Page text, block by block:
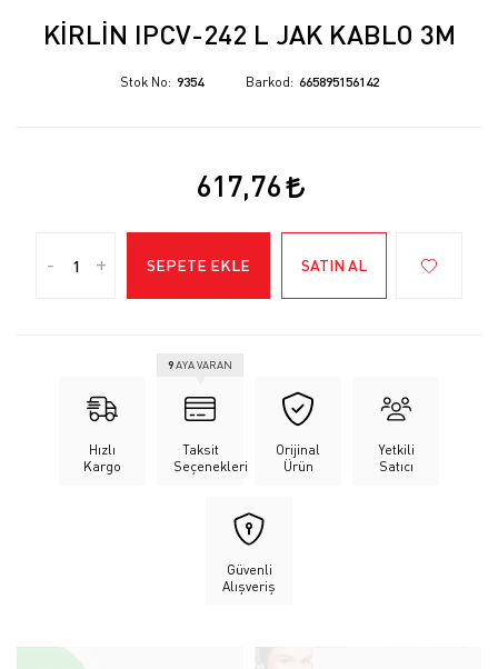
KIRLIN IPCV-242 L JAK KABLO 3M
Stok No 9354 Barkod 665895156142
617,76
- + SEPETE EKLE SATIN AL
Hızlı
Kargo
Taksit
Seçenekleri
9AYA VARAN
Orijinal
Ürün
Yetkili
Satıcı
Güvenli
Alışveriş